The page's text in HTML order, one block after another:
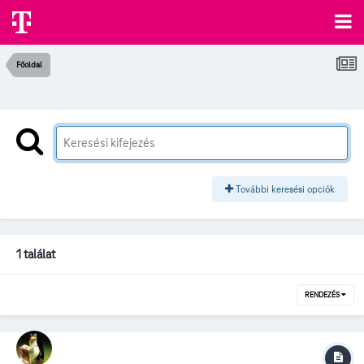
Főoldal
További keresési opciók
1 találat
RENDEZÉS